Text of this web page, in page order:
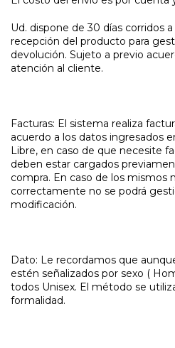
Ud. dispone de 30 días corridos
recepción del producto para
devolución. Sujeto a previo
atención al cliente.
Facturas: El sistema realiza
acuerdo a los datos ingresados
Libre, en caso de que necesite
deben estar cargados
compra. En caso de los mismos
correctamente no se podrá
modificación.
Dato: Le recordamos que
estén señalizados por sexo (
todos Unisex. El método se
formalidad.